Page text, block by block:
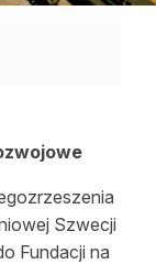
Szwecji
Fundacji na